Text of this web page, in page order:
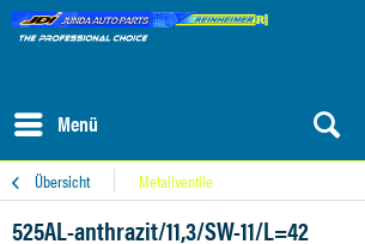
Menü
Übersicht Metallventile
525AL-anthrazit/11,3/SW-11/L=42